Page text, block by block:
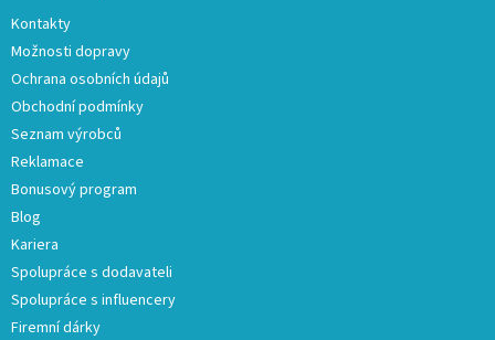
Kontakty
Možnosti dopravy
Ochrana osobních údajů
Obchodní podmínky
Seznam výrobců
Reklamace
Bonusový program
Blog
Kariera
Spolupráce s dodavateli
Spolupráce s influencery
Firemní dárky